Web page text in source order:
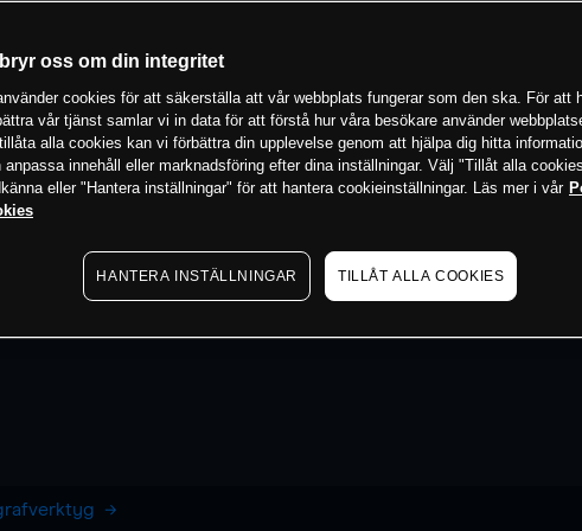
oss om din integritet
cookies för att säkerställa att vår webbplats fungerar som den ska. För att
vår tjänst samlar vi in data för att förstå hur våra besökare använder
alla cookies kan vi förbättra din upplevelse genom att hjälpa dig hitta
anpassa innehåll eller marknadsföring efter dina inställningar. Välj "Tillåt alla
eller "Hantera inställningar" för att hantera cookieinställningar. Läs mer i vår
HANTERA INSTÄLLNINGAR TILLÅT ALLA COOKIES